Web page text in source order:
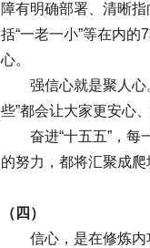
障有明确部署、清晰
括“一老一小”等在内的
心。
强信心就是聚人心。
些”都会让大家更安心
奋进“十五五”，每一
的努力，都将汇聚成爬
（四）
信心，是在修炼内功